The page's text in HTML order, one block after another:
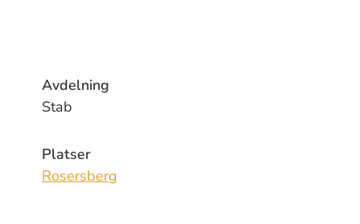
Avdelning
Stab
Platser
Rosersberg